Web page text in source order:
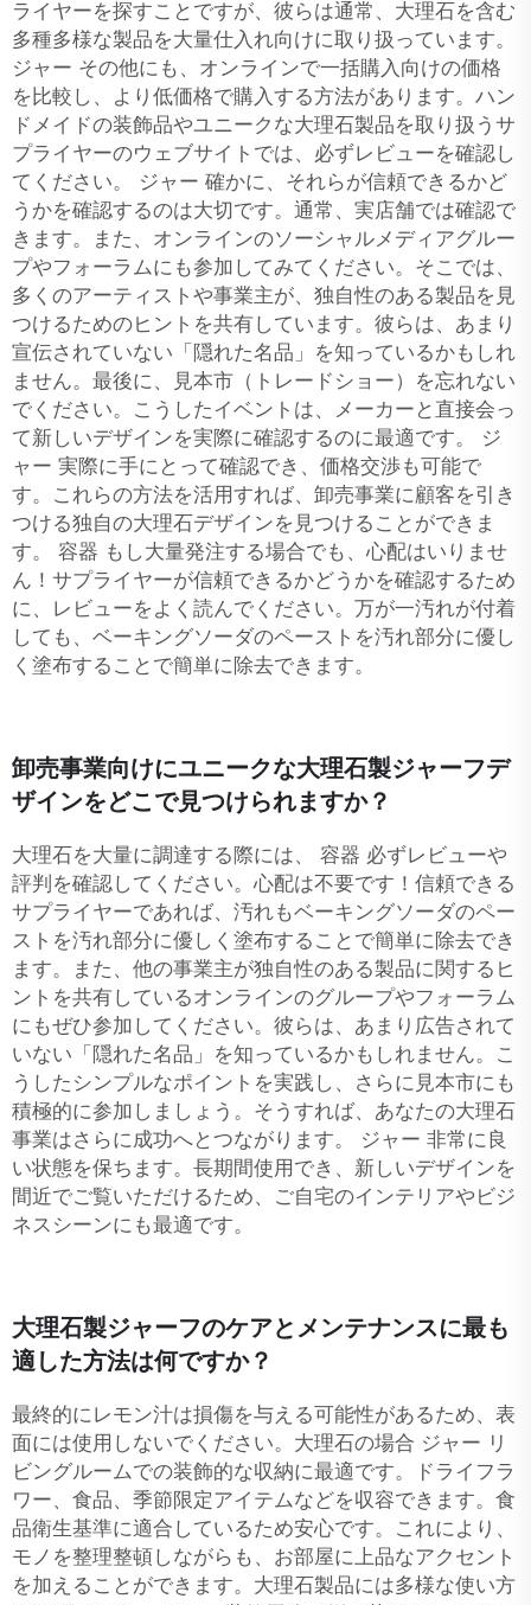
ライヤーを探すことですが、彼らは通常、大理石を含む
多種多様な製品を大量仕入れ向けに取り扱っています。
ジャー その他にも、オンラインで一括購入向けの価格
を比較し、より低価格で購入する方法があります。ハン
ドメイドの装飾品やユニークな大理石製品を取り扱うサ
プライヤーのウェブサイトでは、必ずレビューを確認し
てください。
ジャー 確かに、それらが信頼できるかど
うかを確認するのは大切です。通常、実店舗では確認で
きます。また、オンラインのソーシャルメディアグルー
プやフォーラムにも参加してみてください。そこでは、
多くのアーティストや事業主が、独自性のある製品を見
つけるためのヒントを共有しています。彼らは、あまり
宣伝されていない「隠れた名品」を知っているかもしれ
ません。最後に、見本市（トレードショー）を忘れない
でください。こうしたイベントは、メーカーと直接会っ
て新しいデザインを実際に確認するのに最適です。
ジ
ャー 実際に手にとって確認でき、価格交渉も可能で
す。これらの方法を活用すれば、卸売事業に顧客を引き
つける独自の大理石デザインを見つけることができま
す。 容器 もし大量発注する場合でも、心配はいりませ
ん！サプライヤーが信頼できるかどうかを確認するため
に、レビューをよく読んでください。万が一汚れが付着
しても、ベーキングソーダのペーストを汚れ部分に優し
く塗布することで簡単に除去できます。
卸売事業向けにユニークな大理石製ジャーフデ
ザインをどこで見つけられますか？
大理石を大量に調達する際には、 容器 必ずレビューや
評判を確認してください。心配は不要です！信頼できる
サプライヤーであれば、汚れもベーキングソーダのペー
ストを汚れ部分に優しく塗布することで簡単に除去でき
ます。また、他の事業主が独自性のある製品に関するヒ
ントを共有しているオンラインのグループやフォーラム
にもぜひ参加してください。彼らは、あまり広告されて
いない「隠れた名品」を知っているかもしれません。こ
うしたシンプルなポイントを実践し、さらに見本市にも
積極的に参加しましょう。そうすれば、あなたの大理石
事業はさらに成功へとつながります。
ジャー 非常に良
い状態を保ちます。長期間使用でき、新しいデザインを
間近でご覧いただけるため、ご自宅のインテリアやビジ
ネスシーンにも最適です。
大理石製ジャーフのケアとメンテナンスに最も
適した方法は何ですか？
最終的にレモン汁は損傷を与える可能性があるため、表
面には使用しないでください。大理石の場合 ジャー リ
ビングルームでの装飾的な収納に最適です。ドライフラ
ワー、食品、季節限定アイテムなどを収容できます。食
品衛生基準に適合しているため安心です。これにより、
モノを整理整頓しながらも、お部屋に上品なアクセント
を加えることができます。大理石製品には多様な使い方